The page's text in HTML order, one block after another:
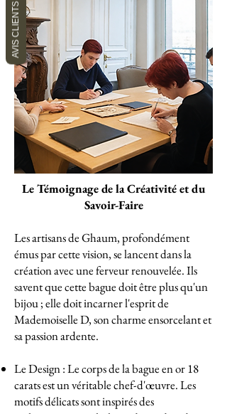
Le Témoignage de la Créativité et du
Savoir-Faire
Les artisans de Ghaum, profondément
émus par cette vision, se lancent dans la
création avec une ferveur renouvelée. Ils
savent que cette bague doit être plus qu'un
bijou ; elle doit incarner l'esprit de
Mademoiselle D, son charme ensorcelant et
sa passion ardente.
Le Design : Le corps de la bague en or 18
carats est un véritable chef-d'œuvre. Les
motifs délicats sont inspirés des
AVIS CLIENTS